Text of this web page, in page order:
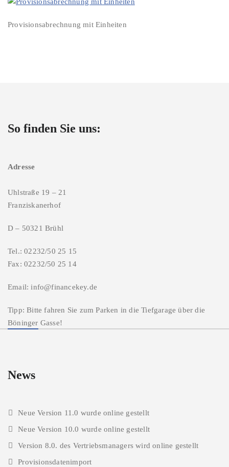
Provisionsabrechnung mit Einheiten
So finden Sie uns:
Adresse
Uhlstraße 19 – 21
Franziskanerhof
D – 50321 Brühl
Tel.: 02232/50 25 15
Fax: 02232/50 25 14
Email: info@financekey.de
Tipp: Bitte fahren Sie zum Parken in die Tiefgarage über die
Böninger Gasse!
News
Neue Version 11.0 wurde online gestellt
Neue Version 10.0 wurde online gestellt
Version 8.0. des Vertriebsmanagers wird online gestellt
Provisionsdatenimport